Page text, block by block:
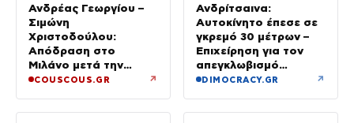
Ανδρέας Γεωργίου –
Σιμώνη
Χριστοδούλου:
Απόδραση στο
Μιλάνο μετά την
Ίμπιζα
COUSCOUS.GR ↗
Ανδρίτσαινα:
Αυτοκίνητο έπεσε σε
γκρεμό 30 μέτρων –
Επιχείρηση για τον
απεγκλωβισμό
32χρονης
DIMOCRACY.GR ↗